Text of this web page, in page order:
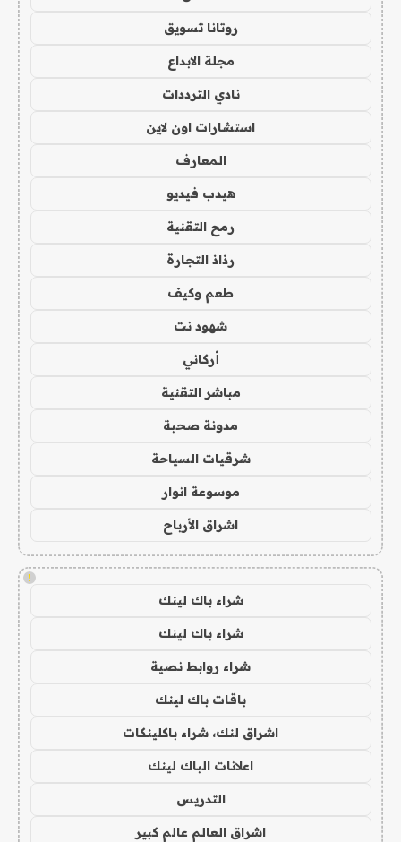
روتانا تسويق
مجلة الابداع
نادي الترددات
استشارات اون لاين
المعارف
هيدب فيديو
رمح التقنية
رذاذ التجارة
طعم وكيف
شهود نت
أركاني
مباشر التقنية
مدونة صحبة
شرقيات السياحة
موسوعة انوار
اشراق الأرباح
!
شراء باك لينك
شراء باك لينك
شراء روابط نصية
باقات باك لينك
اشراق لنك، شراء باكلينكات
اعلانات الباك لينك
التدريس
اشراق العالم عالم كبير